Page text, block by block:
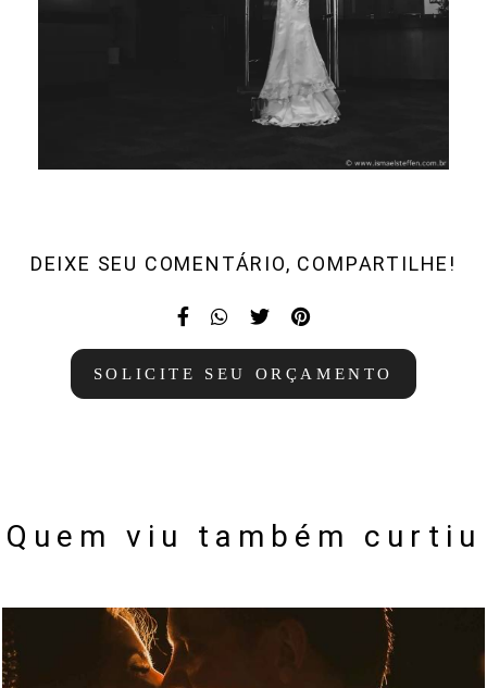
DEIXE SEU COMENTÁRIO, COMPARTILHE!
SOLICITE SEU ORÇAMENTO
Quem viu também curtiu